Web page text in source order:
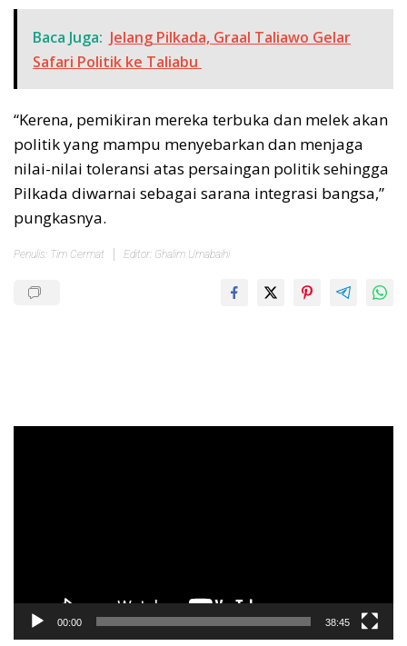
Baca Juga: Jelang Pilkada, Graal Taliawo Gelar
Safari Politik ke Taliabu
“Kerena, pemikiran mereka terbuka dan melek akan
politik yang mampu menyebarkan dan menjaga
nilai-nilai toleransi atas persaingan politik sehingga
Pilkada diwarnai sebagai sarana integrasi bangsa,”
pungkasnya.
Penulis: Tim Cermat Editor: Ghalim Umabaihi
00:00 38:45